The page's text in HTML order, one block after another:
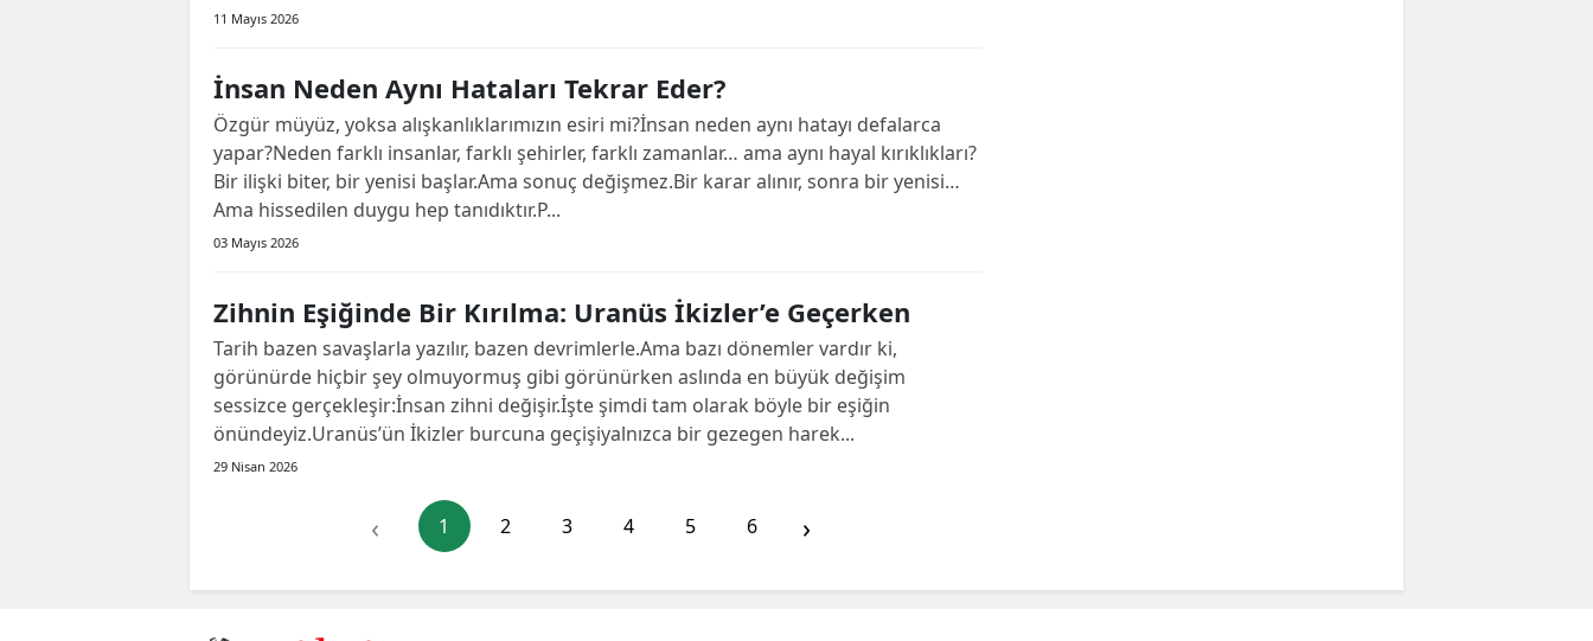
11 Mayıs 2026
İnsan Neden Aynı Hataları Tekrar Eder?
Özgür müyüz, yoksa alışkanlıklarımızın esiri mi?İnsan neden aynı hatayı defalarca
yapar?Neden farklı insanlar, farklı şehirler, farklı zamanlar… ama aynı hayal kırıklıkları?
Bir ilişki biter, bir yenisi başlar.Ama sonuç değişmez.Bir karar alınır, sonra bir yenisi…
Ama hissedilen duygu hep tanıdıktır.P...
03 Mayıs 2026
Zihnin Eşiğinde Bir Kırılma: Uranüs İkizler’e Geçerken
Tarih bazen savaşlarla yazılır, bazen devrimlerle.Ama bazı dönemler vardır ki,
görünürde hiçbir şey olmuyormuş gibi görünürken aslında en büyük değişim
sessizce gerçekleşir:İnsan zihni değişir.İşte şimdi tam olarak böyle bir eşiğin
önündeyiz.Uranüs’ün İkizler burcuna geçişiyalnızca bir gezegen harek...
29 Nisan 2026
‹ 1 2 3 4 5 6 ›